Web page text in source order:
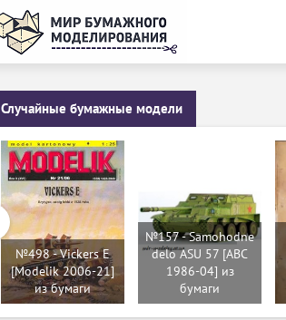
Случайные бумажные модели
№498 - Vickers E
[Modelik 2006-21]
из бумаги
№157 - Samohodne
delo ASU 57 [ABC
1986-04] из
бумаги